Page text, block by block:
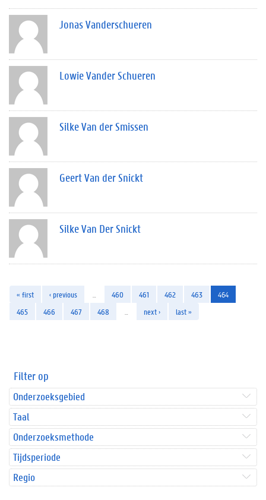
Jonas Vanderschueren
Lowie Vander Schueren
Silke Van der Smissen
Geert Van der Snickt
Silke Van Der Snickt
« first ‹ previous 460 461 462 463
464
465
466 467 468 next › last »
Filter op
Onderzoeksgebied
Taal
Onderzoeksmethode
Tijdsperiode
Regio